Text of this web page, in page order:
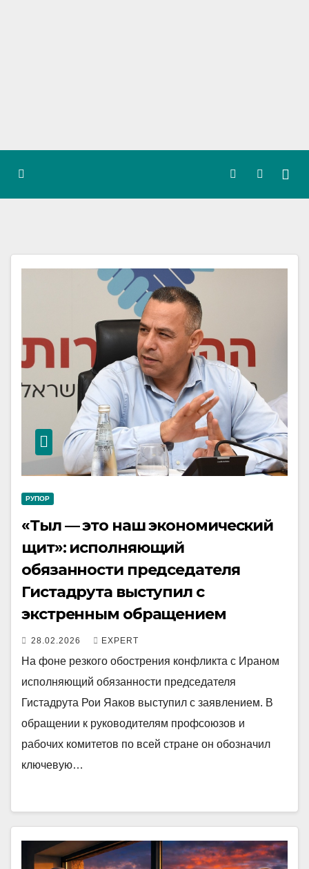
РУПОР
«Тыл — это наш экономический
щит»: исполняющий
обязанности председателя
Гистадрута выступил с
экстренным обращением
28.02.2026 EXPERT
На фоне резкого обострения конфликта с Ираном
исполняющий обязанности председателя
Гистадрута Рои Яаков выступил с заявлением. В
обращении к руководителям профсоюзов и
рабочих комитетов по всей стране он обозначил
ключевую…